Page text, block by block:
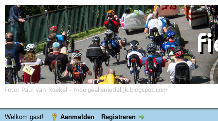
Welkom gast! Aanmelden Registreren